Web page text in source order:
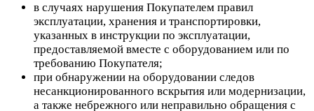
в случаях нарушения Покупателем правил
эксплуатации, хранения и транспортировки,
указанных в инструкции по эксплуатации,
предоставляемой вместе с оборудованием или по
требованию Покупателя;
при обнаружении на оборудовании следов
несанкционированного вскрытия или модернизации,
а также небрежного или неправильно обращения с